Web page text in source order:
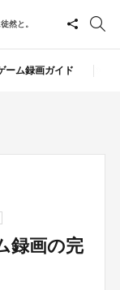
然と。
ーム録画ガイド
録画の完